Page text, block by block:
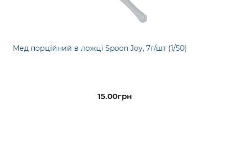
Мед порційний в ложці Spoon Joy, 7г/шт (1/50)
15.00грн